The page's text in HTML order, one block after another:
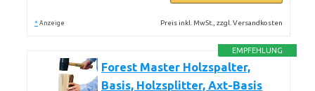
* Anzeige Preis inkl. MwSt., zzgl. Versandkosten
EMPFEHLUNG
Forest Master Holzspalter,
Basis, Holzsplitter, Axt-Basis